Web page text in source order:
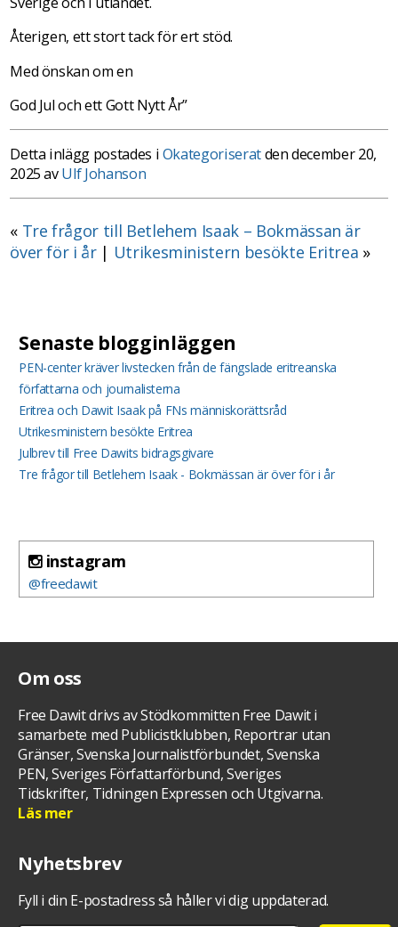
Återigen, ett stort tack för ert stöd.
Med önskan om en
God Jul och ett Gott Nytt År”
Detta inlägg postades iOkategoriseratden december 20,
2025 avUlf Johanson
« Tre frågor till Betlehem Isaak – Bokmässan är
över för i år| Utrikesministern besökte Eritrea »
Senaste blogginläggen
PEN-center kräver livstecken från de fängslade eritreanska
författarna och journalisterna
Eritrea och Dawit Isaak på FNs människorättsråd
Utrikesministern besökte Eritrea
Julbrev till Free Dawits bidragsgivare
Tre frågor till Betlehem Isaak - Bokmässan är över för i år
instagram
@freedawit
Om oss
Free Dawit drivs av Stödkommitten Free Dawit i
samarbete med Publicistklubben, Reportrar utan
Gränser, Svenska Journalistförbundet, Svenska
PEN, Sveriges Författarförbund, Sveriges
Tidskrifter, Tidningen Expressen och Utgivarna.
Läs mer
Nyhetsbrev
Fyll i din E-postadress så håller vi dig uppdaterad.